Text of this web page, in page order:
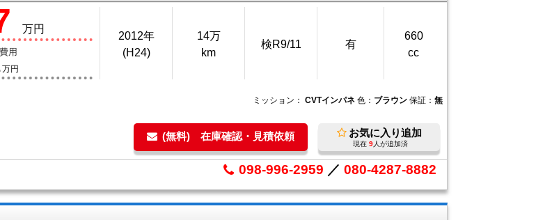
万円
用
万円
2012年
(H24)
14万
km
検R9/11 有
660
cc
ミッション： CVTインパネ 色： ブラウン 保証： 無
(無料) 在庫確認・見積依頼 お気に入り追加
現在 9人が追加済
098-996-2959 ／ 080-4287-8882